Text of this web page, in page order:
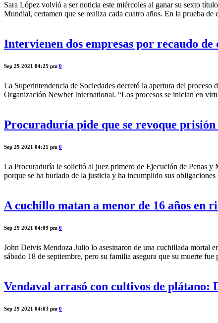
Sara López volvió a ser noticia este miércoles al ganar su sexto
Mundial, certamen que se realiza cada cuatro años. En la prueba
Intervienen dos empresas por recaudo
Sep 29 2021 04:25 pm 0
La Superintendencia de Sociedades decretó la apertura del
Organización Newbet International. “Los procesos se inician en
Procuraduría pide que se revoque
Sep 29 2021 04:21 pm 0
La Procuraduría le solicitó al juez primero de Ejecución de Penas
porque se ha burlado de la justicia y ha incumplido sus
A cuchillo matan a menor de 16 años en
Sep 29 2021 04:09 pm 0
John Deivis Mendoza Julio lo asesinaron de una cuchillada mortal
sábado 18 de septiembre, pero su familia asegura que su muerte
Vendaval arrasó con cultivos de plátano:
Sep 29 2021 04:03 pm 0